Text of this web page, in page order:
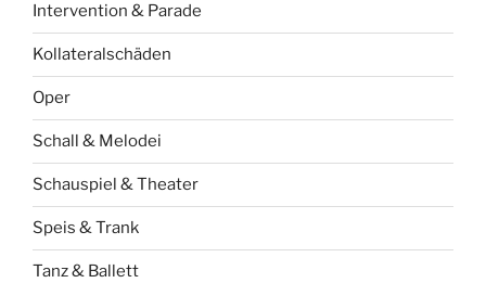
Intervention & Parade
Kollateralschäden
Oper
Schall & Melodei
Schauspiel & Theater
Speis & Trank
Tanz & Ballett